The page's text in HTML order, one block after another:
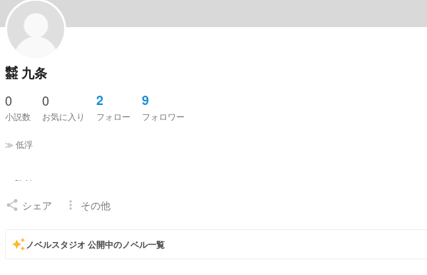
㍿ 九条
0
小説数
0
お気に入り
2
フォロー
9
フォロワー
≫ 低浮
❤︎ 2jsj knmc
FM ☁️🐦🐭 / 👻🎼🎧
share シェア more_vert その他
auto_awesomeノベルスタジオ 公開中のノベル一覧